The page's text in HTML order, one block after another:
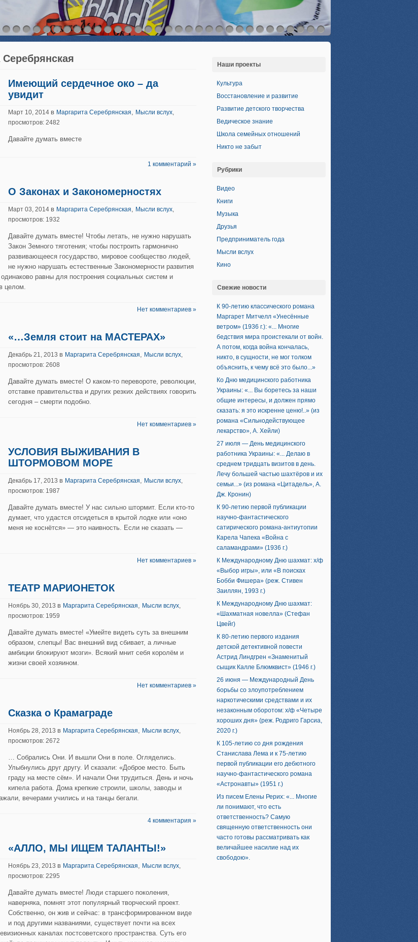
Серебрянская
Имеющий сердечное око – да
увидит
Март 10, 2014 в Маргарита Серебрянская, Мысли вслух,
просмотров: 2482
Давайте думать вместе
1 комментарий »
О Законах и Закономерностях
Март 03, 2014 в Маргарита Серебрянская, Мысли вслух,
просмотров: 1932
Давайте думать вместе! Чтобы летать, не нужно нарушать
Закон Земного тяготения; чтобы построить гармонично
развивающееся государство, мировое сообщество людей,
не нужно нарушать естественные Закономерности развития
равны для построения социальных систем и
целом.
Нет комментариев »
«…Земля стоит на МАСТЕРАХ»
Декабрь 21, 2013 в Маргарита Серебрянская, Мысли вслух,
просмотров: 2608
Давайте думать вместе! О каком-то перевороте, революции,
отставке правительства и других резких действиях говорить
сегодня – смерти подобно.
Нет комментариев »
УСЛОВИЯ ВЫЖИВАНИЯ В
ШТОРМОВОМ МОРЕ
Декабрь 17, 2013 в Маргарита Серебрянская, Мысли вслух,
просмотров: 1987
Давайте думать вместе! У нас сильно штормит. Если кто-то
думает, что удастся отсидеться в крытой лодке или «оно
меня не коснётся» — это наивность. Если не сказать —
Нет комментариев »
ТЕАТР МАРИОНЕТОК
Ноябрь 30, 2013 в Маргарита Серебрянская, Мысли вслух,
просмотров: 1959
Давайте думать вместе! «Умейте видеть суть за внешним
образом, слепцы! Вас внешний вид сбивает, а личные
амбиции блокируют мозги». Всякий мнит себя королём и
жизни своей хозяином.
Нет комментариев »
Сказка о Крамаграде
Ноябрь 28, 2013 в Маргарита Серебрянская, Мысли вслух,
просмотров: 2672
… Собрались Они. И вышли Они в поле. Огляделись.
Улыбнулись друг другу. И сказали: «Доброе место. Быть
граду на месте сём». И начали Они трудиться. День и ночь
кипела работа. Дома крепкие строили, школы, заводы и
вечерами учились и на танцы бегали.
4 комментария »
«АЛЛО, МЫ ИЩЕМ ТАЛАНТЫ!»
Ноябрь 23, 2013 в Маргарита Серебрянская, Мысли вслух,
просмотров: 2295
Давайте думать вместе! Люди старшего поколения,
наверняка, помнят этот популярный творческий проект.
Собственно, он жив и сейчас: в трансформированном виде
и под другими названиями, существует почти на всех
каналах постсоветского пространства. Суть его
Наши проекты
Культура
Восстановление и развитие
Развитие детского творчества
Ведическое знание
Школа семейных отношений
Никто не забыт
Рубрики
Видео
Книги
Музыка
Друзья
Предприниматель года
Мысли вслух
Кино
Свежие новости
К 90-летию классического романа
Маргарет Митчелл «Унесённые
ветром» (1936 г.): «... Многие
бедствия мира проистекали от войн.
А потом, когда война кончалась,
никто, в сущности, не мог толком
объяснить, к чему всё это было...»
Ко Дню медицинского работника
Украины: «... Вы боретесь за наши
общие интересы, и должен прямо
сказать: я это искренне ценю!..» (из
романа «Сильнодействующее
лекарство», А. Хейли)
27 июля — День медицинского
работника Украины: «... Делаю в
среднем тридцать визитов в день.
Лечу большей частью шахтёров и их
семьи...» (из романа «Цитадель», А.
Дж. Кронин)
К 90-летию первой публикации
научно-фантастического
сатирического романа-антиутопии
Карела Чапека «Война с
саламандрами» (1936 г.)
К Международному Дню шахмат: х/ф
«Выбор игры», или «В поисках
Бобби Фишера» (реж. Стивен
Заиллян, 1993 г.)
К Международному Дню шахмат:
«Шахматная новелла» (Стефан
Цвейг)
К 80-летию первого издания
детской детективной повести
Астрид Линдгрен «Знаменитый
сыщик Калле Блюмквист» (1946 г.)
26 июня — Международный День
борьбы со злоупотреблением
наркотическими средствами и их
незаконным оборотом: х/ф «Четыре
хороших дня» (реж. Родриго Гарсиа,
2020 г.)
К 105-летию со дня рождения
Станислава Лема и к 75-летию
первой публикации его дебютного
научно-фантастического романа
«Астронавты» (1951 г.)
Из писем Елены Рерих: «... Многие
ли понимают, что есть
ответственность? Самую
священную ответственность они
часто готовы рассматривать как
величайшее насилие над их
свободою».